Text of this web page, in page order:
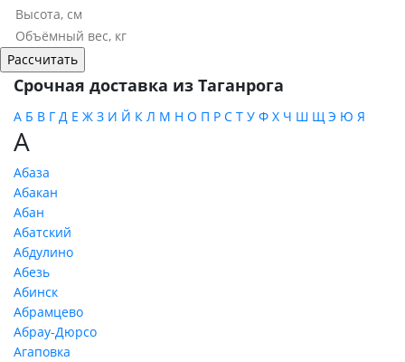
Срочная доставка из Таганрога
А Б В Г Д Е Ж З И Й К Л М Н О П Р С Т У Ф Х Ч Ш Щ Э Ю Я
А
Абаза
Абакан
Абан
Абатский
Абдулино
Абезь
Абинск
Абрамцево
Абрау-Дюрсо
Агаповка